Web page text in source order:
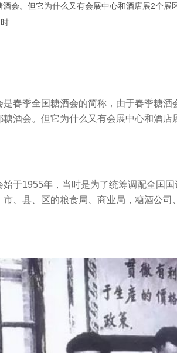
酒会。但它为什么又有会展中心和酒店展2个展
是春季全国糖酒会的简称，由于春季糖
酒会。 但它为什么又有会展中心和酒店
始于1955年，当时是为了统筹调配全国
市、县、区的粮食局、商业局，糖酒公司